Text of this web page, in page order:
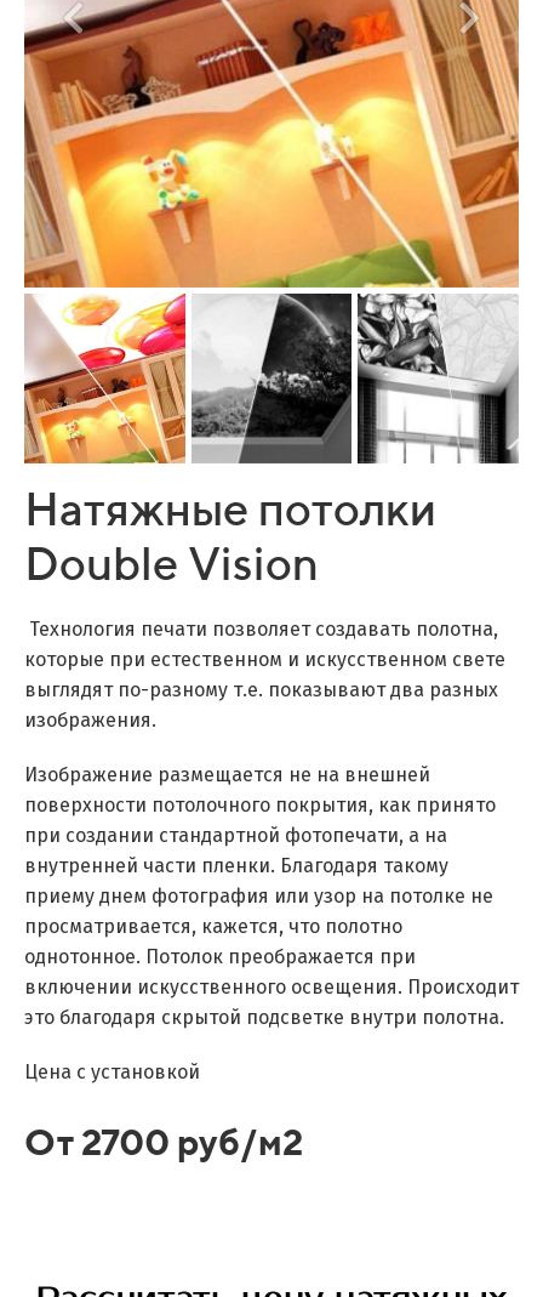
Натяжные потолки
Double Vision
Технология печати позволяет создавать полотна,
которые при естественном и искусственном свете
выглядят по-разному т.е. показывают два разных
изображения.
Изображение размещается не на внешней
поверхности потолочного покрытия, как принято
при создании стандартной фотопечати, а на
внутренней части пленки. Благодаря такому
приему днем фотография или узор на потолке не
просматривается, кажется, что полотно
однотонное. Потолок преображается при
включении искусственного освещения. Происходит
это благодаря скрытой подсветке внутри полотна.
Цена с установкой
От 2700 руб/м2